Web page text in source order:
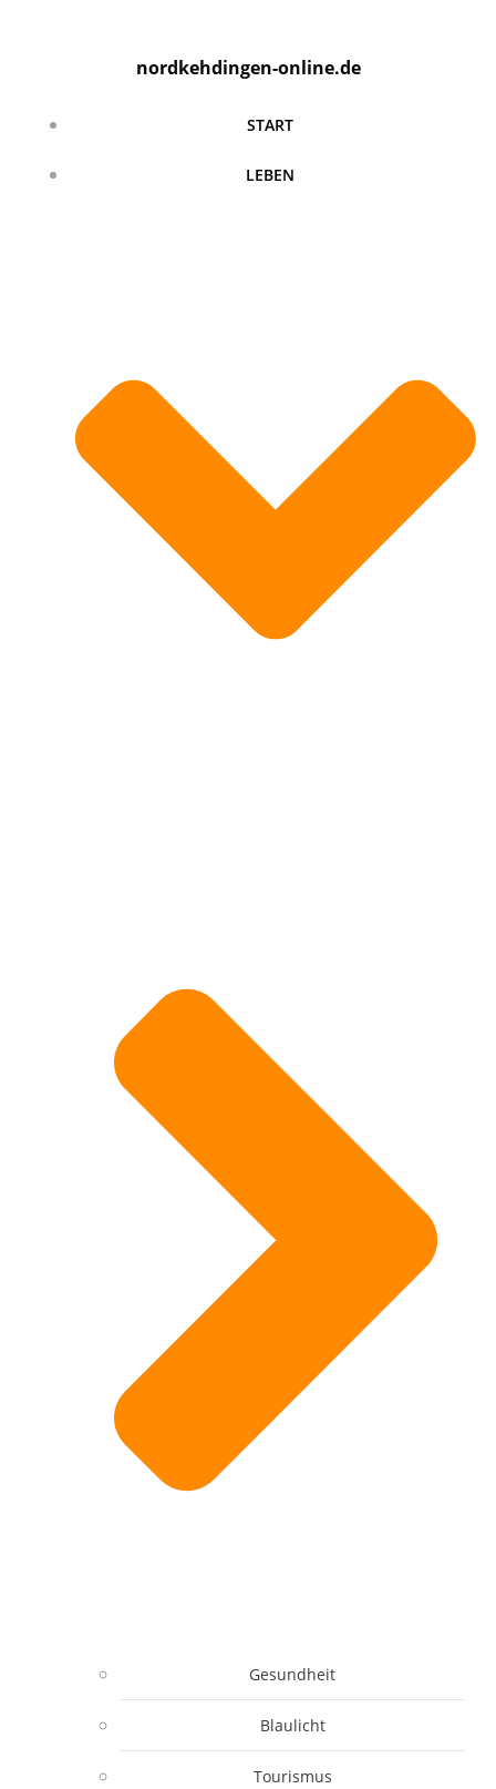
nordkehdingen-online.de
START
LEBEN
Gesundheit
Blaulicht
Tourismus